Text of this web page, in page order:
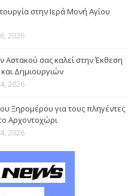
στην Ιερά Μονή Αγίου
2026
Αστακού σας καλεί στην Έκθεση
Δημιουργιών
2026
Ξηρομέρου για τους πληγέντες
Αρχοντοχώρι
2026